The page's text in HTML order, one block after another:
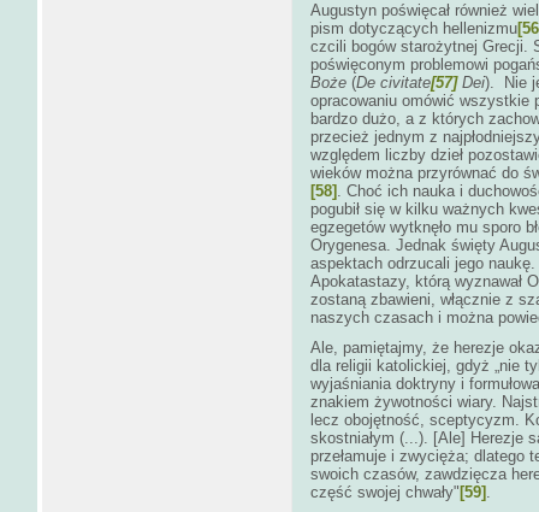
Augustyn poświęcał również
pism dotyczących hellenizmu
czcili bogów starożytnej Grecji.
poświęconym problemowi
Boże (De civitate[57]Dei). Nie
opracowaniu omówić wszystkie
bardzo dużo, a z których
przecież jednym z
względem liczby dzieł
wieków można przyrównać do
[58] . Choć ich nauka i
pogubił się w kilku ważnych
egzegetów wytknęło mu sporo
Orygenesa. Jednak święty
aspektach odrzucali jego
Apokatastazy, którą wyznawał
zostaną zbawieni, włącznie z
naszych czasach i można
Ale, pamiętajmy, że herezje
dla religii katolickiej, gdyż „nie
wyjaśniania doktryny i
znakiem żywotności wiary.
lecz obojętność, sceptycyzm.
skostniałym (...). [Ale] Herezje
przełamuje i zwycięża; dlatego
swoich czasów, zawdzięcza
część swojej chwały" [59] .